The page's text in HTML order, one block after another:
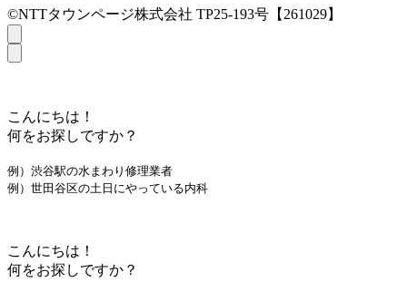
©NTTタウンページ株式会社 TP25-193号【261029】
こんにちは！
何をお探しですか？
例）渋谷駅の水まわり修理業者
例）世田谷区の土日にやっている内科
こんにちは！
何をお探しですか？